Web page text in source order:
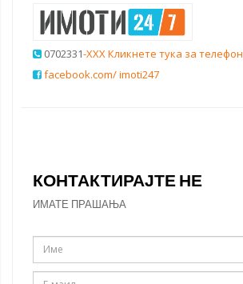
0702331-XXX Кликнете тука за телефон
facebook.com/ imoti247
КОНТАКТИРАЈТЕ НЕ
ИМАТЕ ПРАШАЊА